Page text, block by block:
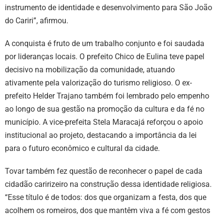
instrumento de identidade e desenvolvimento para São João
do Cariri”, afirmou.
A conquista é fruto de um trabalho conjunto e foi saudada
por lideranças locais. O prefeito Chico de Eulina teve papel
decisivo na mobilização da comunidade, atuando
ativamente pela valorização do turismo religioso. O ex-
prefeito Helder Trajano também foi lembrado pelo empenho
ao longo de sua gestão na promoção da cultura e da fé no
município. A vice-prefeita Stela Maracajá reforçou o apoio
institucional ao projeto, destacando a importância da lei
para o futuro econômico e cultural da cidade.
Tovar também fez questão de reconhecer o papel de cada
cidadão caririzeiro na construção dessa identidade religiosa.
“Esse título é de todos: dos que organizam a festa, dos que
acolhem os romeiros, dos que mantêm viva a fé com gestos